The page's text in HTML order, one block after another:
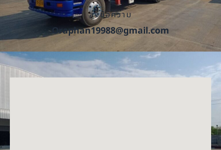
ส่งข้อความ
Oraphan19988@gmail.com